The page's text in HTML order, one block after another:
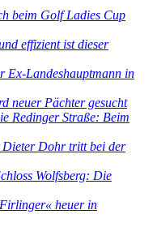
beim Golf Ladies Cup
effizient ist dieser
Ex-Landeshauptmann in
neuer Pächter gesucht
Redinger Straße: Beim
Dieter Dohr tritt bei der
Wolfsberg: Die
heuer in